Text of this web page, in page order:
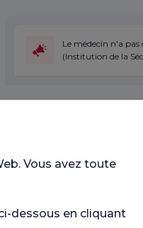
Le médecin n'a pas
(Institution de la
Unités médicales
Vous avez toute
dessous en cliquant